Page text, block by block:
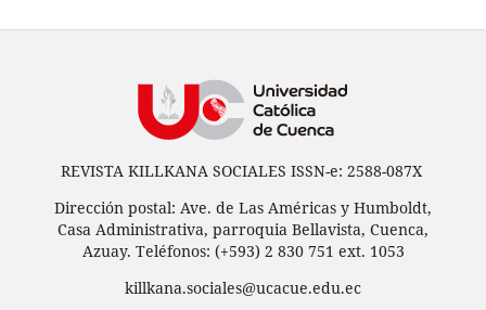
REVISTA KILLKANA SOCIALES ISSN-e: 2588-087X
Dirección postal: Ave. de Las Américas y Humboldt,
Casa Administrativa, parroquia Bellavista, Cuenca,
Azuay. Teléfonos: (+593) 2 830 751 ext. 1053
killkana.sociales@ucacue.edu.ec